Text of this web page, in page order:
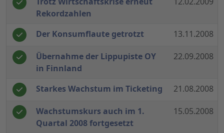
Rekordzahlen
Der Konsumflaute getrotzt 13.11.2008
Übernahme der Lippupiste OY
in Finnland
22.09.2008
Starkes Wachstum im Ticketing 21.08.2008
Wachstumskurs auch im 1.
Quartal 2008 fortgesetzt
15.05.2008